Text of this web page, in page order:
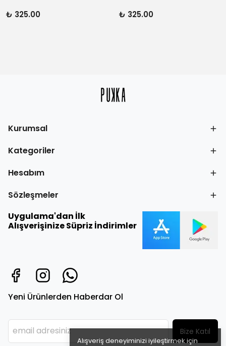
Alışveriş deneyiminizi iyileştirmek için
₺ 325.00 ₺ 325.00
Kurumsal
Kategoriler
Hesabım
Sözleşmeler
Uygulama'dan İlk
Alışverişinize Süpriz İndirimler
Yeni Ürünlerden Haberdar Ol
Bize Katıl